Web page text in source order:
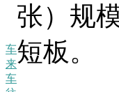
车
来
车
张）规
短板。